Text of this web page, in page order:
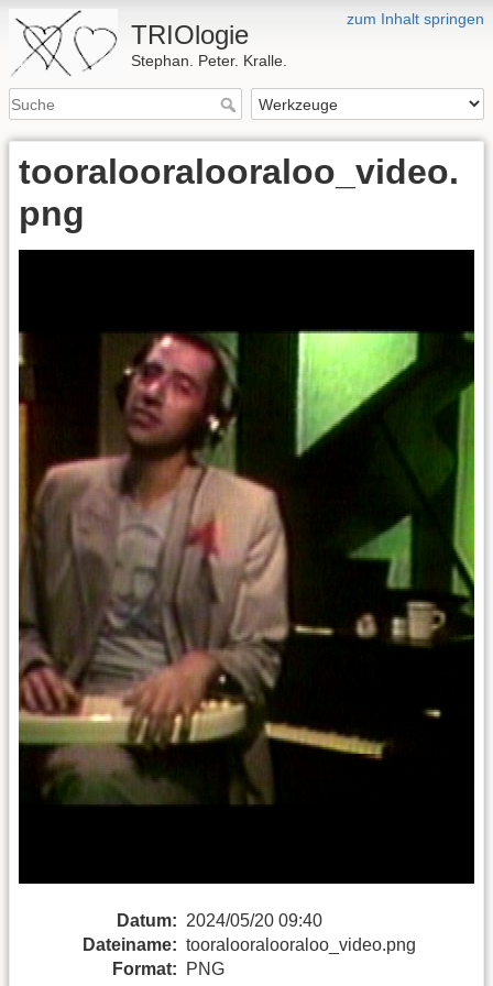
zum Inhalt springen
TRIOlogie
Stephan. Peter. Kralle.
tooralooralooraloo_video.
png
Datum: 2024/05/20 09:40
Dateiname: tooralooralooraloo_video.png
Format:
PNG